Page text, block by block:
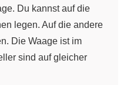
Du kannst auf die
legen. Auf die andere
Die Waage ist im
sind auf gleicher